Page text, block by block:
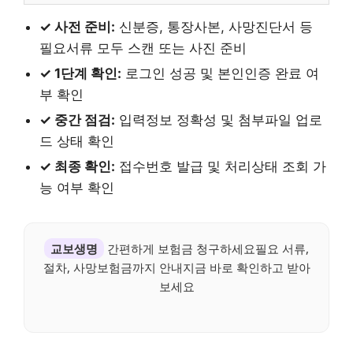
✓ 사전 준비: 신분증, 통장사본, 사망진단서 등
필요서류 모두 스캔 또는 사진 준비
✓ 1단계 확인: 로그인 성공 및 본인인증 완료 여
부 확인
✓ 중간 점검: 입력정보 정확성 및 첨부파일 업로
드 상태 확인
✓ 최종 확인: 접수번호 발급 및 처리상태 조회 가
능 여부 확인
교보생명
간편하게 보험금 청구하세요필요 서류,
절차, 사망보험금까지 안내지금 바로 확인하고 받아
보세요